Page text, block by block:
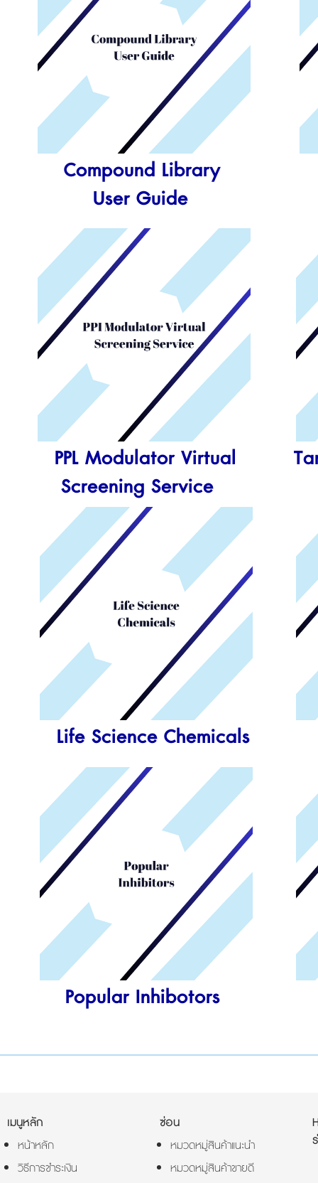
Compound Library
User Guide
PPL Modulator Virtual
Screening Service
T
Life Science Chemicals
Popular Inhibotors
เมนูหลัก
หน้าหลัก
วิธีการชำระเงิน
ซ่อน
หมวดหมู่สินค้าแนะนำ
หมวดหมู่สินค้าขายดี